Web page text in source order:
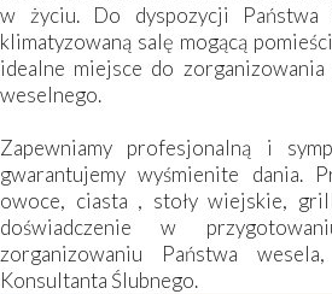
w życiu. Do dyspozycji Państwa
klimatyzowaną salę mogącą
idealne miejsce do
weselnego.
Zapewniamy profesjonalną i
gwarantujemy wyśmienite dania.
owoce, ciasta , stoły wiejskie,
doświadczenie w
zorganizowaniu Państwa
Konsultanta Ślubnego.